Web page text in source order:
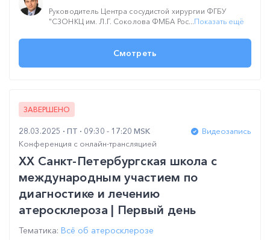
Руководитель Центра сосудистой хирургии ФГБУ
"СЗОНКЦ им. Л.Г. Соколова ФМБА Рос...Показать ещё
Смотреть
ЗАВЕРШЕНО
28.03.2025 ПТ 09:30 - 17:20 MSK
Видеозапись
Конференция с онлайн-трансляцией
XX Санкт-Петербургская школа с
международным участием по
диагностике и лечению
атеросклероза | Первый день
Тематика: Всё об атеросклерозе